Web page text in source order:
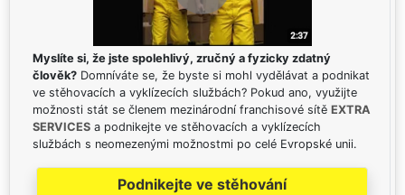
Myslíte si, že jste spolehlivý, zručný a fyzicky zdatný
člověk? Domníváte se, že byste si mohl vydělávat a podnikat
ve stěhovacích a vyklízecích službách? Pokud ano, využijte
možnosti stát se členem mezinárodní franchisové sítě EXTRA
SERVICES a podnikejte ve stěhovacích a vyklízecích
službách s neomezenými možnostmi po celé Evropské unii.
Podnikejte ve stěhování